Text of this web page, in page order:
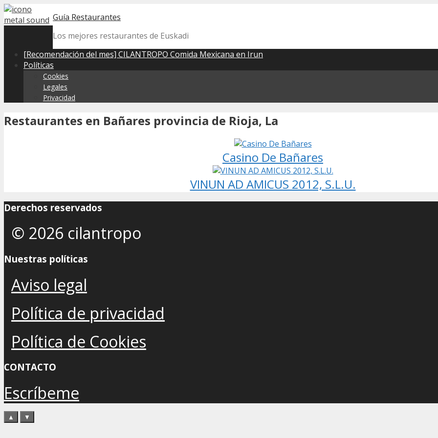
Skip
to
Guía Restaurantes
Los mejores restaurantes de Euskadi
[Recomendación del mes] CILANTROPO Comida Mexicana en Irun
Políticas
Cookies
Legales
Privacidad
Restaurantes en Bañares provincia de Rioja, La
Casino De Bañares
VINUN AD AMICUS 2012, S.L.U.
Derechos reservados
© 2026 cilantropo
Nuestras políticas
Aviso legal
Política de privacidad
Política de Cookies
CONTACTO
Escríbeme
▲ ▼